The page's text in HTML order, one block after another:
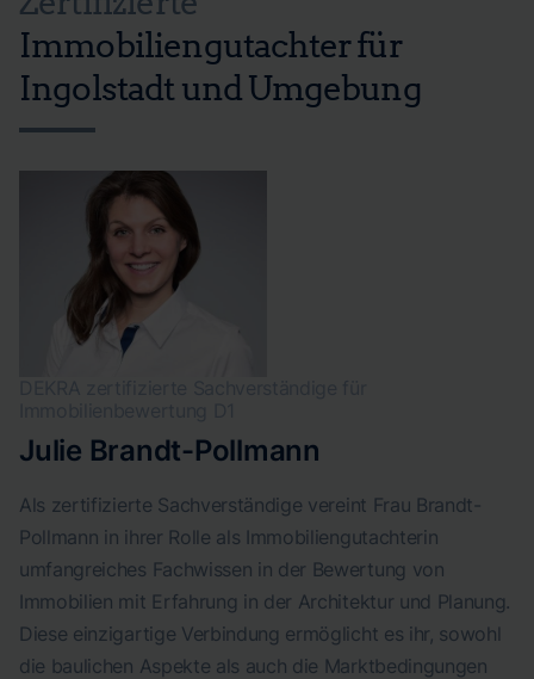
Immobiliengutachter für
Ingolstadt und Umgebung
Julie Brandt-Pollmann
Als zertifizierte Sachverständige vereint Frau Brandt-
Pollmann in ihrer Rolle als Immobiliengutachterin
umfangreiches Fachwissen in der Bewertung von
Immobilien mit Erfahrung in der Architektur und Planung.
Diese einzigartige Verbindung ermöglicht es ihr, sowohl
die baulichen Aspekte als auch die Marktbedingungen